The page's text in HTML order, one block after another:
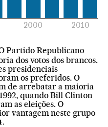
Partido Republicano
dos votos dos brancos.
presidenciais
os preferidos. O
de arrebatar a maioria
quando Bill Clinton
as eleições. O
vantagem neste grupo